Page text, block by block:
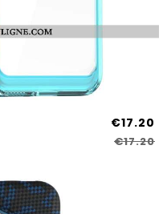
€17.20
€17.20